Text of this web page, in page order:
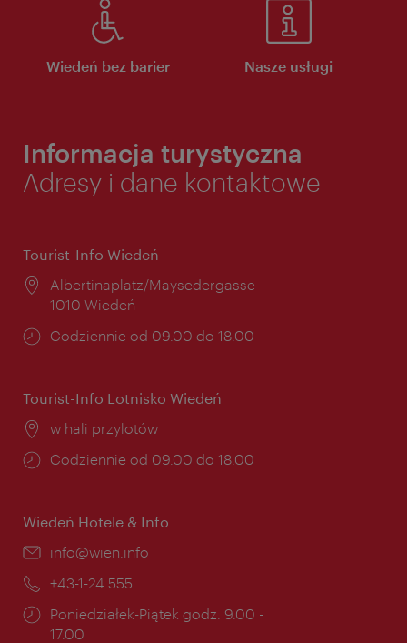
Wiedeń bez barier Nasze usługi
Informacja turystyczna
Adresy i dane kontaktowe
Tourist-Info Wiedeń
Miejsce:
Albertinaplatz/Maysedergasse
1010 Wiedeń
Godziny
Codziennie od 09.00 do 18.00
Tourist-Info Lotnisko Wiedeń
Miejsce:
w hali przylotów
Godziny
Codziennie od 09.00 do 18.00
Wiedeń Hotele & Info
E-
info@wien.info
Telefon:
+43-1-24 555
Godziny
otwarcia:
Poniedziałek-Piątek godz. 9.00 -
17.00